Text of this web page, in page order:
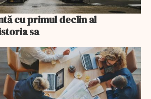
cu primul declin al
sa